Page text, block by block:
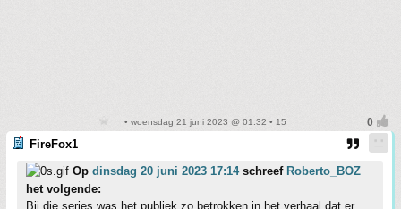
• woensdag 21 juni 2023 @ 01:32 • 15
FireFox1
Op dinsdag 20 juni 2023 17:14schreef Roberto_BOZ
het volgende:
Bij die series was het publiek zo betrokken in het verhaal dat er